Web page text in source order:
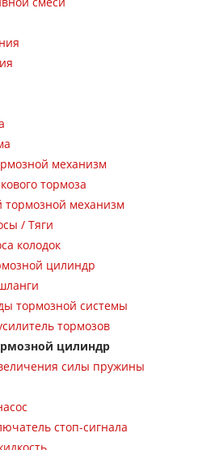
механизм
тормоза
механизм
/ Тяги
колодок
цилиндр
тормозной системы
тормозов
цилиндр
силы пружины
стоп-сигнала